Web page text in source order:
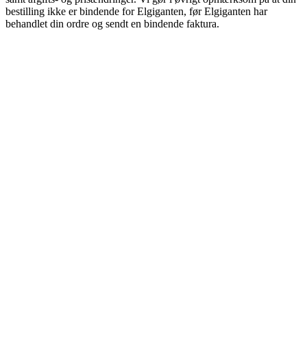
bestilling ikke er bindende for Elgiganten, før Elgiganten har
behandlet din ordre og sendt en bindende faktura.